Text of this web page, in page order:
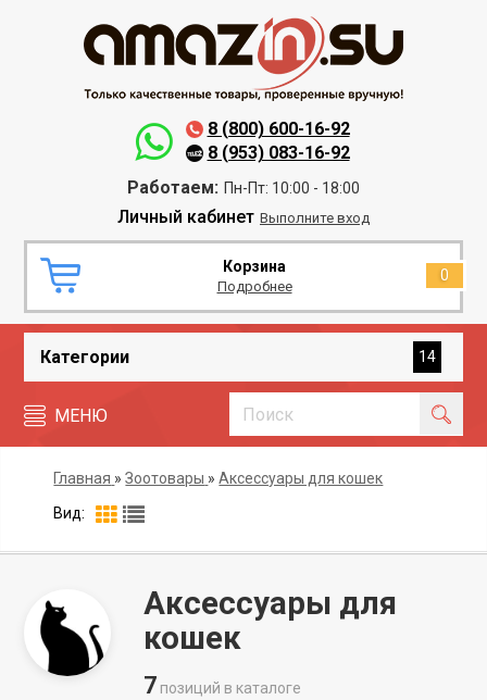
8 (800) 600-16-92
8 (953) 083-16-92
Работаем: Пн-Пт: 10:00 - 18:00
Личный кабинет Выполните вход
Корзина
Подробнее
0
Категории 14
МЕНЮ
Главная »Зоотовары »Аксессуары для кошек
Вид:
Аксессуары для
кошек
7 позиций в каталоге